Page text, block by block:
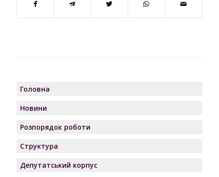
Головна
Новини
Розпорядок роботи
Структура
Депутатський корпус